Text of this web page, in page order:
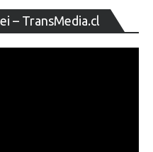
– TransMedia.cl
de